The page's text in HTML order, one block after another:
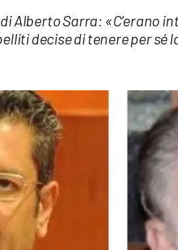
di Alberto Sarra: «C’erano
decise di tenere per sé